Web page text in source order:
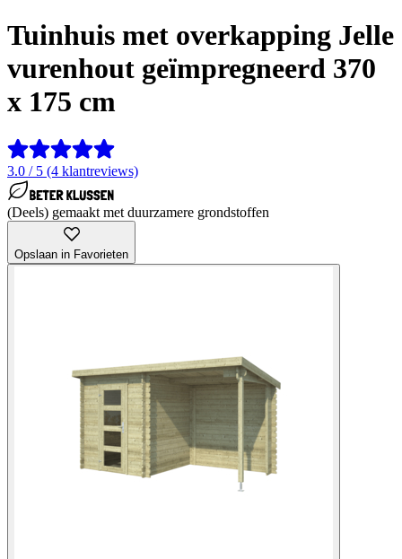
Tuinhuis met overkapping Jelle
vurenhout geïmpregneerd 370
x 175 cm
3.0 / 5 (4 klantreviews)
(Deels) gemaakt met duurzamere grondstoffen
Opslaan in Favorieten